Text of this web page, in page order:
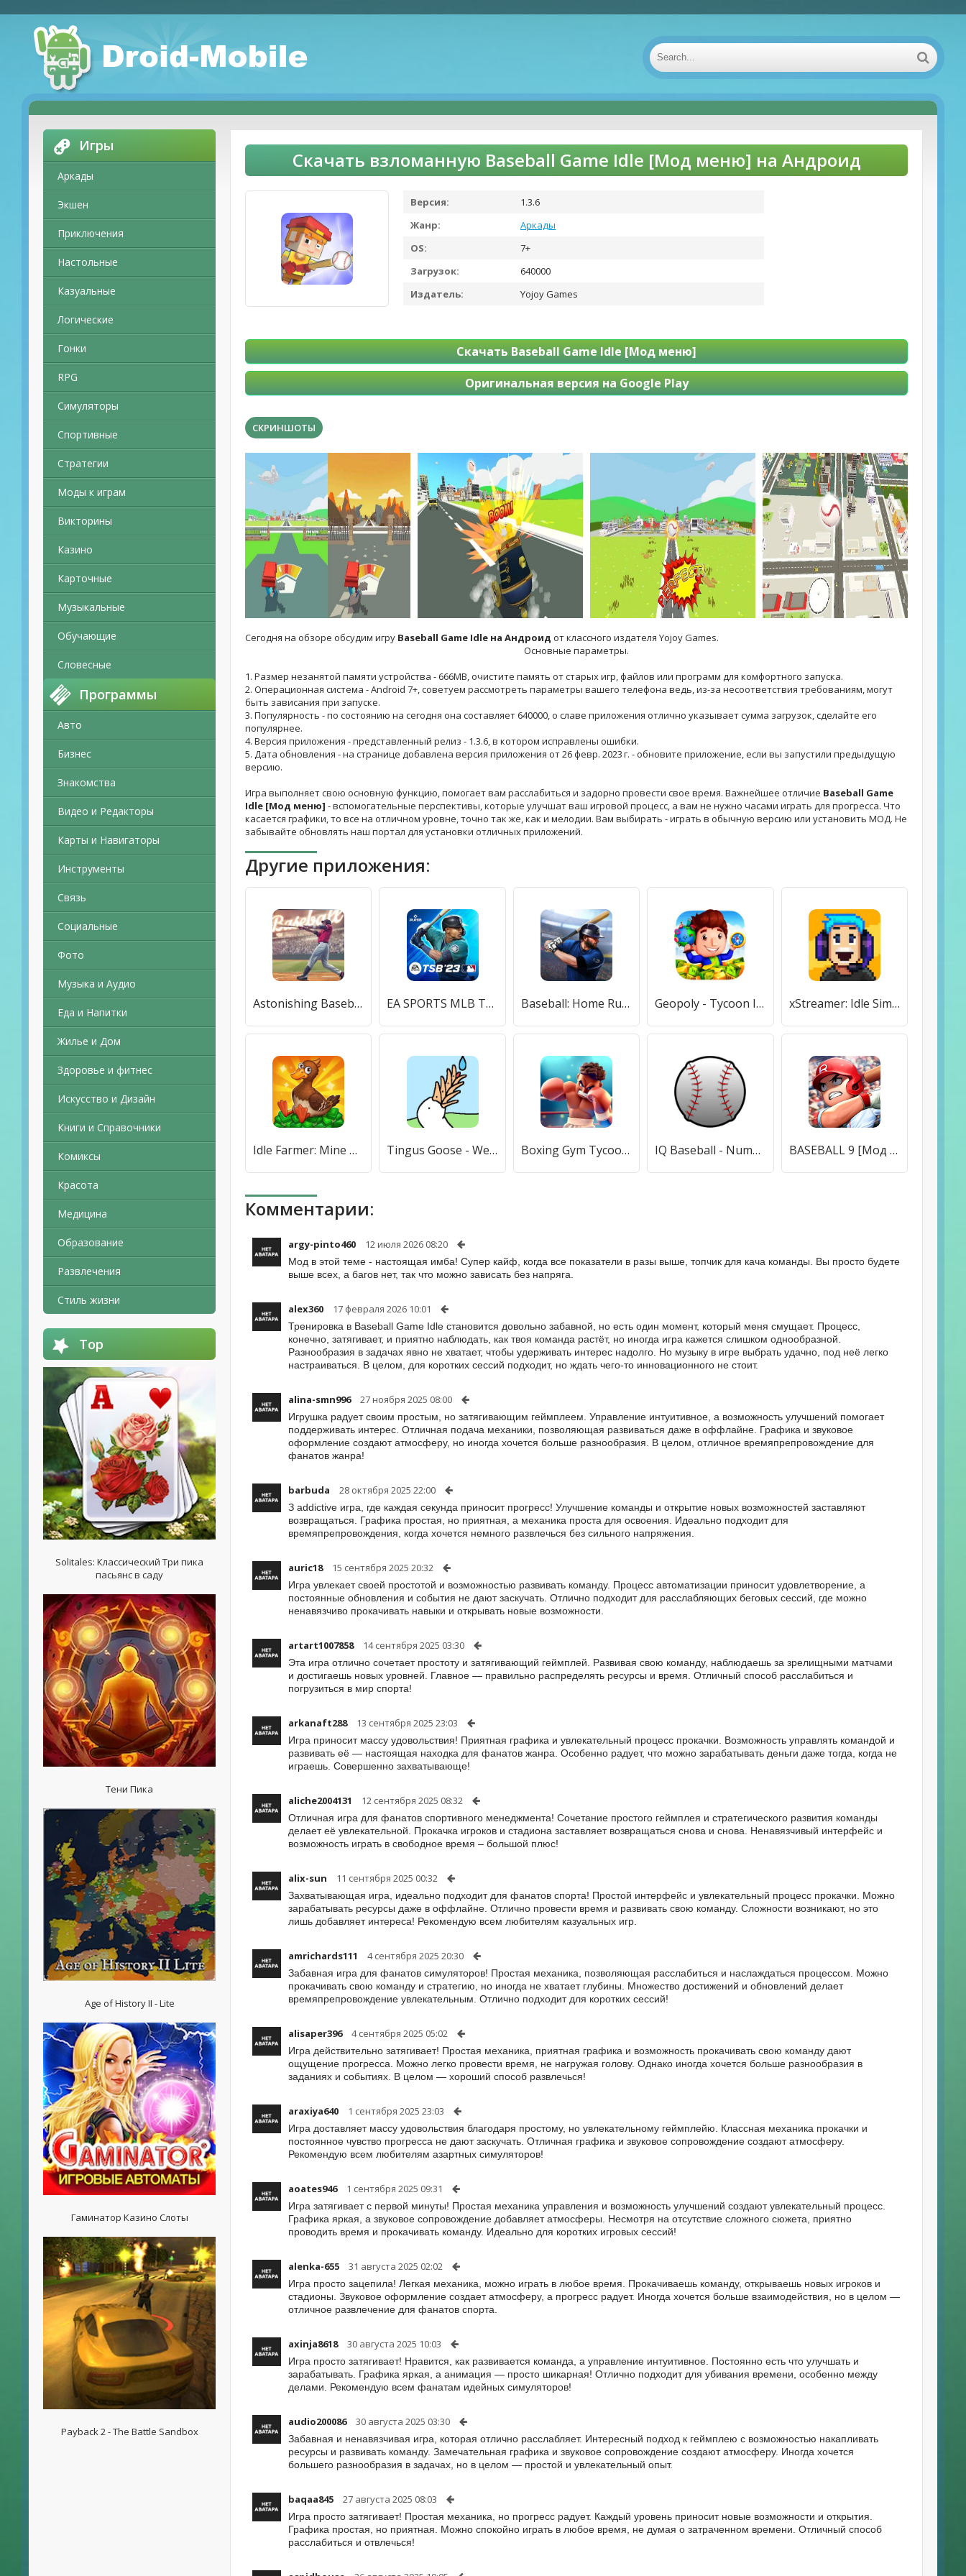
Игры
Аркады
Экшен
Приключения
Настольные
Казуальные
Логические
Гонки
RPG
Симуляторы
Спортивные
Стратегии
Моды к играм
Викторины
Казино
Карточные
Музыкальные
Обучающие
Словесные
Программы
Авто
Бизнес
Знакомства
Видео и Редакторы
Карты и Навигаторы
Инструменты
Связь
Социальные
Фото
Музыка и Аудио
Еда и Напитки
Жилье и Дом
Здоровье и фитнес
Искусство и Дизайн
Книги и Справочники
Комиксы
Красота
Медицина
Образование
Развлечения
Стиль жизни
Top
Solitales: Классический Три пика
пасьянс в саду
Тени Пика
Age of History II - Lite
Гаминатор Казино Слоты
Payback 2 - The Battle Sandbox
Скачать взломанную Baseball Game Idle [Мод меню] на Андроид
Версия:
1.3.6
Жанр:
Аркады
OS:
7+
Загрузок:
640000
Издатель:
Yojoy Games
Скачать Baseball Game Idle [Мод меню]
Оригинальная версия на Google Play
СКРИНШОТЫ
Сегодня на обзоре обсудим игру Baseball Game Idle на Андроид от классного издателя Yojoy Games.
Основные параметры.
1. Размер незанятой памяти устройства - 666MB, очистите память от старых игр, файлов или программ для комфортного запуска.
2. Операционная система - Android 7+, советуем рассмотреть параметры вашего телефона ведь, из-за несоответствия требованиям, могут
быть зависания при запуске.
3. Популярность - по состоянию на сегодня она составляет 640000, о славе приложения отлично указывает сумма загрузок, сделайте его
популярнее.
4. Версия приложения - представленный релиз - 1.3.6, в котором исправлены ошибки.
5. Дата обновления - на странице добавлена версия приложения от 26 февр. 2023 г. - обновите приложение, если вы запустили предыдущую
версию.
Игра выполняет свою основную функцию, помогает вам расслабиться и задорно провести свое время. Важнейшее отличие Baseball Game
Idle [Мод меню] - вспомогательные перспективы, которые улучшат ваш игровой процесс, а вам не нужно часами играть для прогресса. Что
касается графики, то все на отличном уровне, точно так же, как и мелодии. Вам выбирать - играть в обычную версию или установить МОД. Не
забывайте обновлять наш портал для установки отличных приложений.
Другие приложения:
Astonishing Baseball Manager [Бесплатные покупки] EA SPORTS MLB TAP BASEBALL 23 [Много денег] Baseball: Home Run Sports Game [Бесплатные покупки] Geopoly - Tycoon Idle Game [Мод меню] xStreamer: Idle Simulator Game [Мод меню]
Idle Farmer: Mine game [Мод меню] Tingus Goose - Weird Idle Game [Мод меню] Boxing Gym Tycoon 3D:Idle Game [Мод меню] IQ Baseball - Number Puzzle [Бесплатные покупки] BASEBALL 9 [Мод меню]
Комментарии:
argy-pinto460 12 июля 2026 08:20
Мод в этой теме - настоящая имба! Супер кайф, когда все показатели в разы выше, топчик для кача команды. Вы просто будете
выше всех, а багов нет, так что можно зависать без напряга.
alex360 17 февраля 2026 10:01
Тренировка в Baseball Game Idle становится довольно забавной, но есть один момент, который меня смущает. Процесс,
конечно, затягивает, и приятно наблюдать, как твоя команда растёт, но иногда игра кажется слишком однообразной.
Разнообразия в задачах явно не хватает, чтобы удерживать интерес надолго. Но музыку в игре выбрать удачно, под неё легко
настраиваться. В целом, для коротких сессий подходит, но ждать чего-то инновационного не стоит.
alina-smn996 27 ноября 2025 08:00
Игрушка радует своим простым, но затягивающим геймплеем. Управление интуитивное, а возможность улучшений помогает
поддерживать интерес. Отличная подача механики, позволяющая развиваться даже в оффлайне. Графика и звуковое
оформление создают атмосферу, но иногда хочется больше разнообразия. В целом, отличное времяпрепровождение для
фанатов жанра!
barbuda 28 октября 2025 22:00
З addictive игра, где каждая секунда приносит прогресс! Улучшение команды и открытие новых возможностей заставляют
возвращаться. Графика простая, но приятная, а механика проста для освоения. Идеально подходит для
времяпрепровождения, когда хочется немного развлечься без сильного напряжения.
auric18 15 сентября 2025 20:32
Игра увлекает своей простотой и возможностью развивать команду. Процесс автоматизации приносит удовлетворение, а
постоянные обновления и события не дают заскучать. Отлично подходит для расслабляющих беговых сессий, где можно
ненавязчиво прокачивать навыки и открывать новые возможности.
artart1007858 14 сентября 2025 03:30
Эта игра отлично сочетает простоту и затягивающий геймплей. Развивая свою команду, наблюдаешь за зрелищными матчами
и достигаешь новых уровней. Главное — правильно распределять ресурсы и время. Отличный способ расслабиться и
погрузиться в мир спорта!
arkanaft288 13 сентября 2025 23:03
Игра приносит массу удовольствия! Приятная графика и увлекательный процесс прокачки. Возможность управлять командой и
развивать её — настоящая находка для фанатов жанра. Особенно радует, что можно зарабатывать деньги даже тогда, когда не
играешь. Совершенно захватывающе!
aliche2004131 12 сентября 2025 08:32
Отличная игра для фанатов спортивного менеджмента! Сочетание простого геймплея и стратегического развития команды
делает её увлекательной. Прокачка игроков и стадиона заставляет возвращаться снова и снова. Ненавязчивый интерфейс и
возможность играть в свободное время – большой плюс!
alix-sun 11 сентября 2025 00:32
Захватывающая игра, идеально подходит для фанатов спорта! Простой интерфейс и увлекательный процесс прокачки. Можно
зарабатывать ресурсы даже в оффлайне. Отлично провести время и развивать свою команду. Сложности возникают, но это
лишь добавляет интереса! Рекомендую всем любителям казуальных игр.
amrichards111 4 сентября 2025 20:30
Забавная игра для фанатов симуляторов! Простая механика, позволяющая расслабиться и наслаждаться процессом. Можно
прокачивать свою команду и стратегию, но иногда не хватает глубины. Множество достижений и обновлений делает
времяпрепровождение увлекательным. Отлично подходит для коротких сессий!
alisaper396 4 сентября 2025 05:02
Игра действительно затягивает! Простая механика, приятная графика и возможность прокачивать свою команду дают
ощущение прогресса. Можно легко провести время, не нагружая голову. Однако иногда хочется больше разнообразия в
заданиях и событиях. В целом — хороший способ развлечься!
araxiya640 1 сентября 2025 23:03
Игра доставляет массу удовольствия благодаря простому, но увлекательному геймплейю. Классная механика прокачки и
постоянное чувство прогресса не дают заскучать. Отличная графика и звуковое сопровождение создают атмосферу.
Рекомендую всем любителям азартных симуляторов!
aoates946 1 сентября 2025 09:31
Игра затягивает с первой минуты! Простая механика управления и возможность улучшений создают увлекательный процесс.
Графика яркая, а звуковое сопровождение добавляет атмосферы. Несмотря на отсутствие сложного сюжета, приятно
проводить время и прокачивать команду. Идеально для коротких игровых сессий!
alenka-655 31 августа 2025 02:02
Игра просто зацепила! Легкая механика, можно играть в любое время. Прокачиваешь команду, открываешь новых игроков и
стадионы. Звуковое оформление создает атмосферу, а прогресс радует. Иногда хочется больше взаимодействия, но в целом —
отличное развлечение для фанатов спорта.
axinja8618 30 августа 2025 10:03
Игра просто затягивает! Нравится, как развивается команда, а управление интуитивное. Постоянно есть что улучшать и
зарабатывать. Графика яркая, а анимация — просто шикарная! Отлично подходит для убивания времени, особенно между
делами. Рекомендую всем фанатам идейных симуляторов!
audio200086 30 августа 2025 03:30
Забавная и ненавязчивая игра, которая отлично расслабляет. Интересный подход к геймплею с возможностью накапливать
ресурсы и развивать команду. Замечательная графика и звуковое сопровождение создают атмосферу. Иногда хочется
большего разнообразия в задачах, но в целом — простой и увлекательный опыт.
baqaa845 27 августа 2025 08:03
Игра просто затягивает! Простая механика, но прогресс радует. Каждый уровень приносит новые возможности и открытия.
Графика простая, но приятная. Можно спокойно играть в любое время, не думая о затраченном времени. Отличный способ
расслабиться и отвлечься!